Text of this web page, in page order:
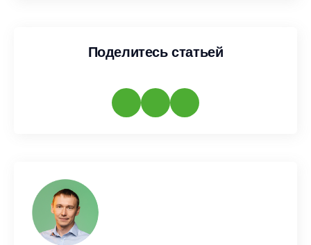
Поделитесь статьей